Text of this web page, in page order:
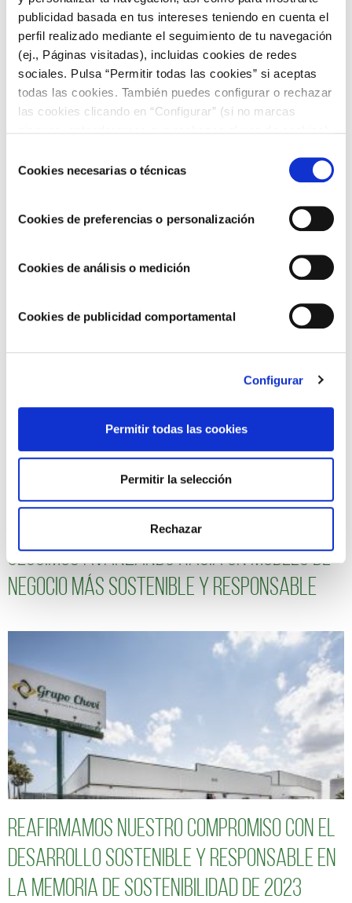
publicidad basada en tus intereses teniendo en cuenta el
perfil realizado mediante el seguimiento de tu navegación
(ej., Páginas visitadas), incluidas cookies de redes
sociales. Pulsa “Permitir todas las cookies” si aceptas
todas las cookies. También puedes configurar o rechazar
las cookies clicando en “Configurar” (si no marcas
COOKIES.
deCookies necesarias o técnicas
Cookies de preferencias o personalización
Cookies de análisis o medición
Cookies de publicidad comportamental
Configurar
Permitir todas las cookies
Permitir la selección
Rechazar
ARTÍCULOS RELACIONADOS
Seguimos avanzando hacia un modelo de
negocio más sostenible y responsable
Seguimos avanzando hacia un modelo de
negocio más sostenible y responsable
Reafirmamos nuestro compromiso con el
desarrollo sostenible y responsable en
la Memoria de Sostenibilidad de 2023